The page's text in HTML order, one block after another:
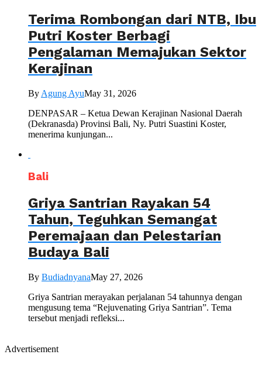
Terima Rombongan dari NTB, Ibu
Putri Koster Berbagi
Pengalaman Memajukan Sektor
Kerajinan
By Agung AyuMay 31, 2026
DENPASAR – Ketua Dewan Kerajinan Nasional Daerah
(Dekranasda) Provinsi Bali, Ny. Putri Suastini Koster,
menerima kunjungan...
Bali
Griya Santrian Rayakan 54
Tahun, Teguhkan Semangat
Peremajaan dan Pelestarian
Budaya Bali
By BudiadnyanaMay 27, 2026
Griya Santrian merayakan perjalanan 54 tahunnya dengan
mengusung tema “Rejuvenating Griya Santrian”. Tema
tersebut menjadi refleksi...
Advertisement